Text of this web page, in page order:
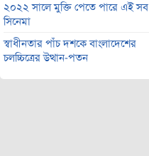
২০২২ সালে মুক্তি পেতে পারে এই সব
সিনেমা
স্বাধীনতার পাঁচ দশকে বাংলাদেশের
চলচ্চিত্রের উত্থান-পতন